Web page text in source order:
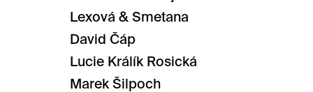
Lexová & Smetana
David Čáp
Lucie Králík Rosická
Marek Šilpoch